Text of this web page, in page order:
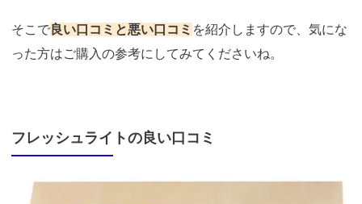
そこで 良い口コミと悪い口コミ を紹介しますので、気にな
った方はご購入の参考にしてみてくださいね。
フレッシュライトの良い口コミ